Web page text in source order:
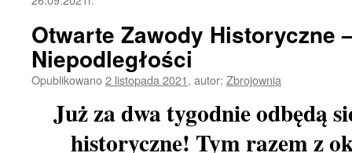
Otwarte Zawody Historyczne
Niepodległości
Opublikowano2 listopada 2021, autor: Zbrojownia
Już za dwa tygodnie odbędą
historyczne! Tym razem z